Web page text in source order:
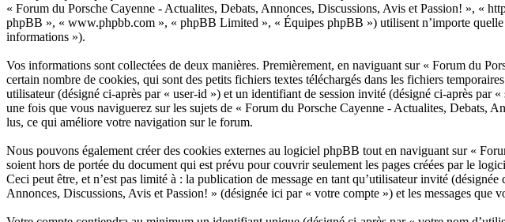
« Forum du Porsche Cayenne - Actualites, Debats, Annonces, Discussions, Avis et Passion! », «
phpBB », « www.phpbb.com », « phpBB Limited », « Équipes phpBB ») utilisent n’importe
informations »).
Vos informations sont collectées de deux manières. Premièrement, en naviguant sur « Forum du
certain nombre de cookies, qui sont des petits fichiers textes téléchargés dans les fichiers
utilisateur (désigné ci-après par « user-id ») et un identifiant de session invité (désigné ci-après
une fois que vous naviguerez sur les sujets de « Forum du Porsche Cayenne - Actualites, Debats,
lus, ce qui améliore votre navigation sur le forum.
Nous pouvons également créer des cookies externes au logiciel phpBB tout en naviguant sur «
soient hors de portée du document qui est prévu pour couvrir seulement les pages créées par le
Ceci peut être, et n’est pas limité à : la publication de message en tant qu’utilisateur invité
Annonces, Discussions, Avis et Passion! » (désignée ici par « votre compte ») et les messages que